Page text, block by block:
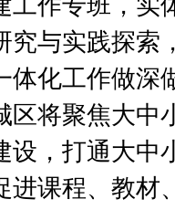
工作专班，实
究与实践探索
体化工作做深
区将聚焦大中
设，打通大中
进课程、教材